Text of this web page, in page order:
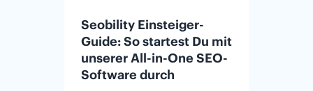
Seobility Einsteiger-
Guide: So startest Du mit
unserer All-in-One SEO-
Software durch